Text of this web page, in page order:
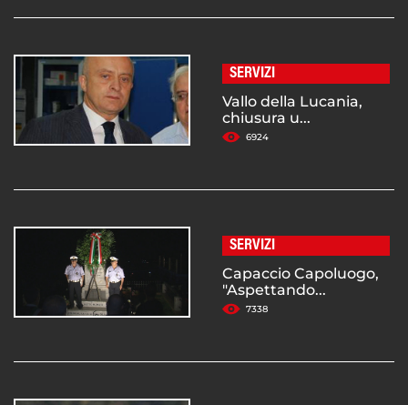
SERVIZI
Vallo della Lucania,
chiusura u...
6924
SERVIZI
Capaccio Capoluogo,
"Aspettando...
7338